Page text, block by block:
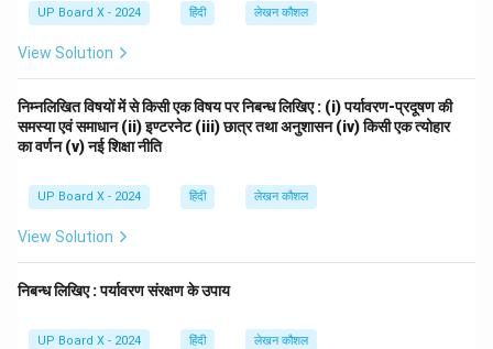
आविष्कार है। यह एक शक्तिशाली साधन है, जिसका उपयोग वरदान
और अभिशाप दोनों रूपों में हो सकता है। यह पूरी तरह हम पर निर्भर
विवेकपूर्ण और संतुलित तरीके से करें, तो यह हमारे और समाज के
विकास में बहुत सहायक सिद्ध हो सकता है। हमें इसके दुष्प्रभावों से
UP Board X - 2024 हिंदी लेखन कौशल
View Solution
निम्नलिखित विषयों में से किसी एक विषय पर निबन्ध लिखिए : (i) पर्यावरण-प्रदूषण की
समस्या एवं समाधान (ii) इण्टरनेट (iii) छात्र तथा अनुशासन (iv) किसी एक त्योहार
का वर्णन (v) नई शिक्षा नीति
UP Board X - 2024 हिंदी लेखन कौशल
View Solution
निबन्ध लिखिए : पर्यावरण संरक्षण के उपाय
UP Board X - 2024 हिंदी लेखन कौशल